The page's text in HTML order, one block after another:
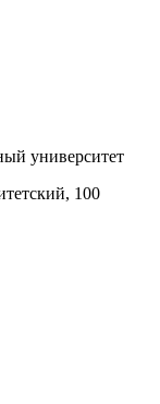
университет
100